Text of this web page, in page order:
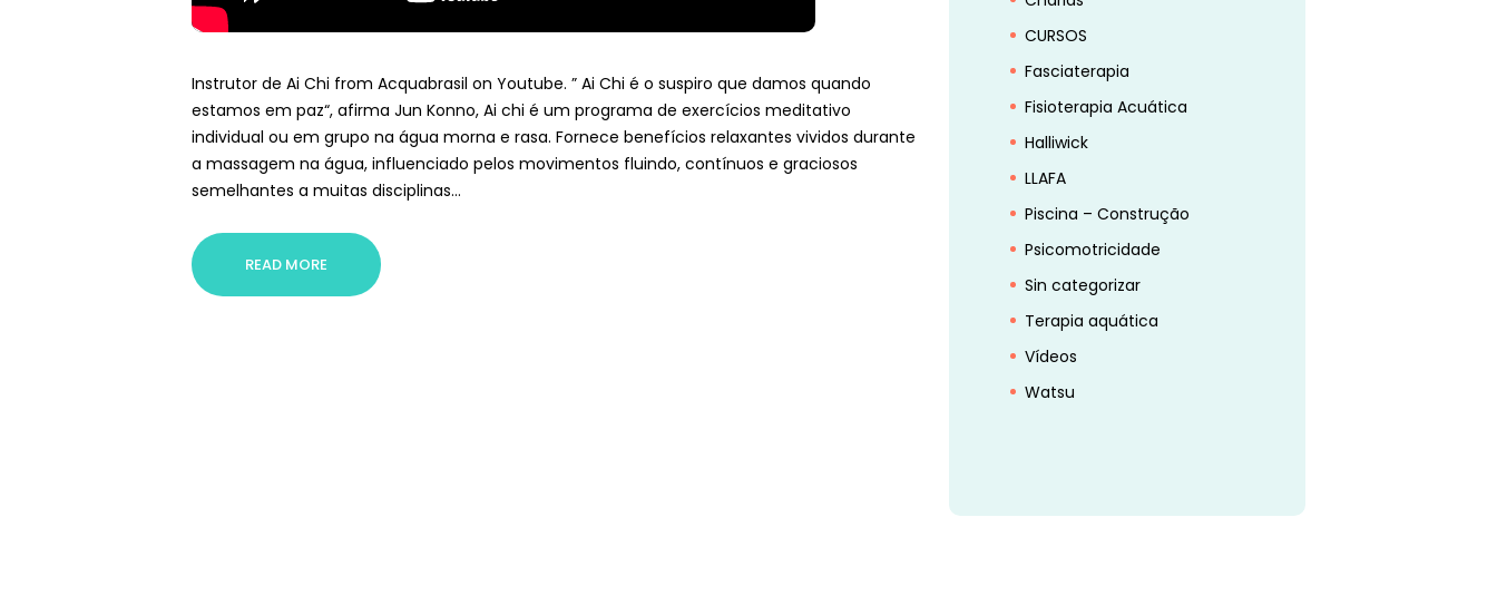
Instrutor de Ai Chi from Acquabrasil on Youtube. ” Ai Chi é o suspiro que damos quando
estamos em paz“, afirma Jun Konno, Ai chi é um programa de exercícios meditativo
individual ou em grupo na água morna e rasa. Fornece benefícios relaxantes vividos durante
a massagem na água, influenciado pelos movimentos fluindo, contínuos e graciosos
semelhantes a muitas disciplinas…
READ MORE
CURSOS
Fasciaterapia
Fisioterapia Acuática
Halliwick
LLAFA
Piscina – Construção
Psicomotricidade
Sin categorizar
Terapia aquática
Vídeos
Watsu